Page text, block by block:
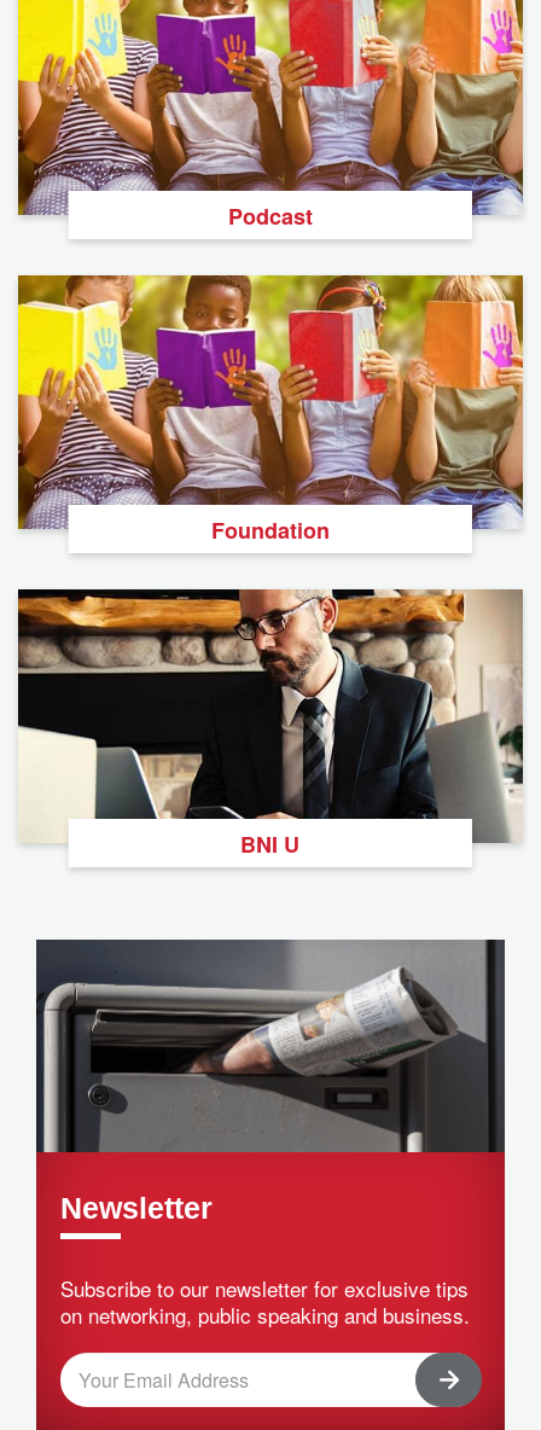
Podcast
Foundation
BNI U
Newsletter
Subscribe to our newsletter for exclusive tips
on networking, public speaking and business.